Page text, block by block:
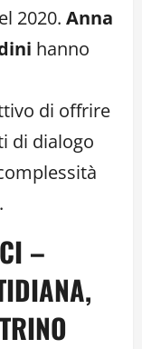
2020. Anna
hanno
di offrire
di dialogo
–